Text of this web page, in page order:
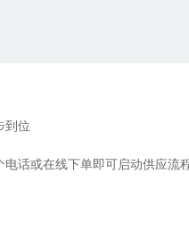
到位
电话或在线下单即可启动供应流